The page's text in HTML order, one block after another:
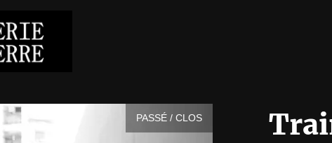
PASSÉ / CLOS